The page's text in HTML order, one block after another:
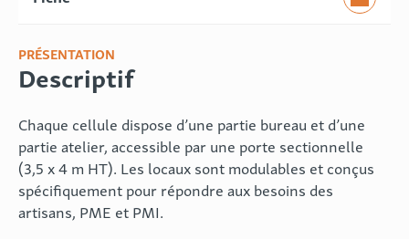
PRÉSENTATION
Descriptif
Chaque cellule dispose d’une partie bureau et d’une
partie atelier, accessible par une porte sectionnelle
(3,5 x 4 m HT). Les locaux sont modulables et conçus
spécifiquement pour répondre aux besoins des
artisans, PME et PMI.